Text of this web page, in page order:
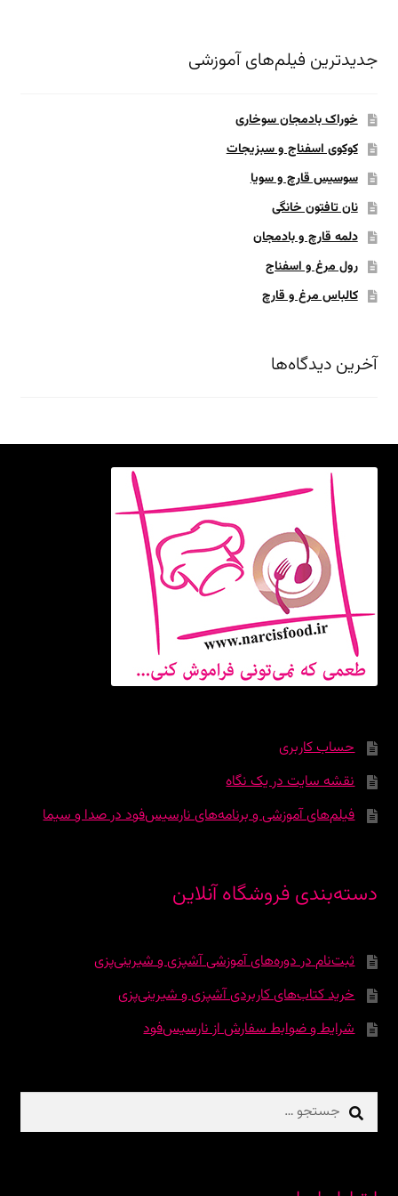
جدیدترین فیلم‌های آموزشی
خوراک بادمجان سوخاری
کوکوی اسفناج و سبزیجات
سوسیس قارچ و سویا
نان تافتون خانگی
دلمه قارچ و بادمجان
رول مرغ و اسفناج
کالباس مرغ و قارچ
آخرین دیدگاه‌ها
حساب کاربری
نقشه سایت در یک نگاه
فیلم‌های آموزشی و برنامه‌های نارسیس‌فود در صدا و سیما
دسته‌بندی فروشگاه آنلاین
ثبت‌نام در دوره‌‌های آموزشی آشپزی و شیرینی‌پزی
خرید کتاب‌های کاربردی آشپزی و شیرینی‌پزی
شرایط و ضوابط سفارش از نارسیس‌فود
جستجو
برای: